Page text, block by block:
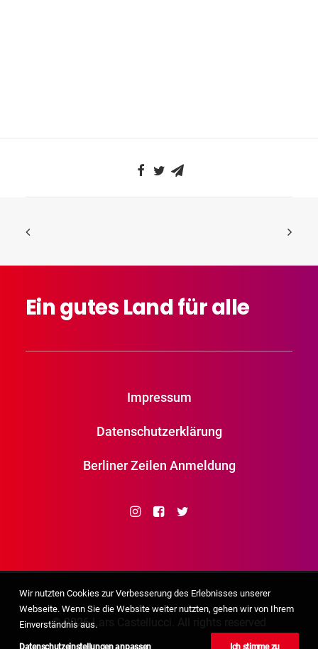
EingutesLandfüralle
Impressum
Datenschutzerklärung
Berliner Zeilen Anmeldung
© 2026 Lars Castellucci. All rights reserved
Wir nutzten Cookies zur Verbesserung des Erlebnisses unserer
Webseite. Wenn Sie die Website weiter nutzten, gehen wir von Ihrem
Einverständnis aus.
Datenschutzeinstellungen anpassen Ich stimme zu